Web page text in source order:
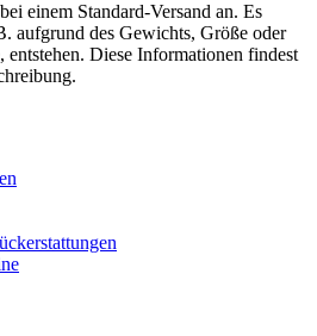
einem Standard-Versand an. Es
aufgrund des Gewichts, Größe oder
entstehen. Diese Informationen findest